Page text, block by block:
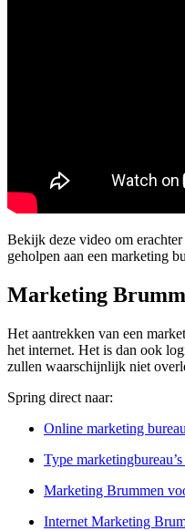
Bekijk deze video om
geholpen aan een marketing
Marketing
Het aantrekken van een
het internet. Het is dan ook
zullen waarschijnlijk niet
Spring direct naar:
Online marketing
Type
Marketing Brummen
Internet Marketing